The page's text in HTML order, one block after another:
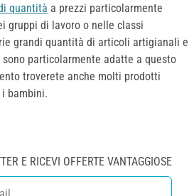
quantità a prezzi particolarmente
gruppi di lavoro o nelle classi
grandi quantità di articoli artigianali e
particolarmente adatte a questo
troverete anche molti prodotti
bambini.
E RICEVI OFFERTE VANTAGGIOSE